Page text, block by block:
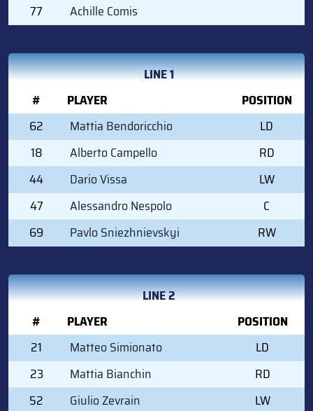
77
Achille Comis
LINE 1
#
PLAYER
POSITION
62
Mattia Bendoricchio
LD
18
Alberto Campello
RD
44
Dario Vissa
LW
47
Alessandro Nespolo
C
69
Pavlo Sniezhnievskyi RW
LINE 2
#
PLAYER
POSITION
21
Matteo Simionato
LD
23
Mattia Bianchin
RD
52
Giulio Zevrain
LW